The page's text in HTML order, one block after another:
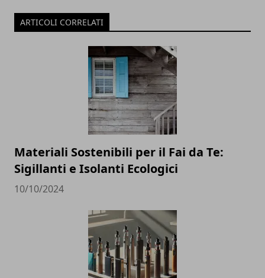
ARTICOLI CORRELATI
Materiali Sostenibili per il Fai da Te:
Sigillanti e Isolanti Ecologici
10/10/2024